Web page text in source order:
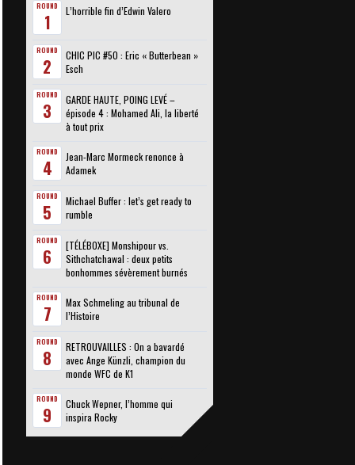
ROUND
1 L’horrible fin d’Edwin Valero
ROUND
2
CHIC PIC #50 : Eric « Butterbean »
Esch
ROUND
3
GARDE HAUTE, POING LEVÉ –
épisode 4 : Mohamed Ali, la liberté
à tout prix
ROUND
4
Jean-Marc Mormeck renonce à
Adamek
ROUND
5
Michael Buffer : let’s get ready to
rumble
ROUND
6
[TÉLÉBOXE] Monshipour vs.
Sithchatchawal : deux petits
bonhommes sévèrement burnés
ROUND
7
Max Schmeling au tribunal de
l’Histoire
ROUND
8
RETROUVAILLES : On a bavardé
avec Ange Künzli, champion du
monde WFC de K1
ROUND
9
Chuck Wepner, l’homme qui
inspira Rocky